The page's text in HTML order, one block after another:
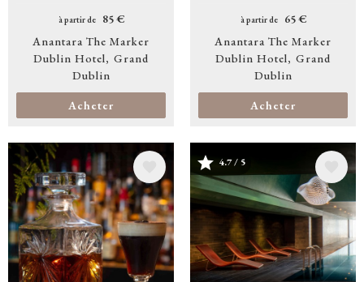
à partir de
85 €
Anantara The Marker
Dublin Hotel
Grand
Dublin
Acheter
à partir de
65 €
Anantara The Marker
Dublin Hotel
Grand
Dublin
Acheter
Image Image
4.7 / 5